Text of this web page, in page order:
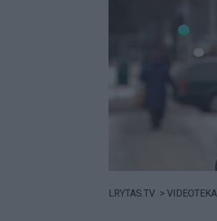
LRYTAS.TV > VIDEOTEKA